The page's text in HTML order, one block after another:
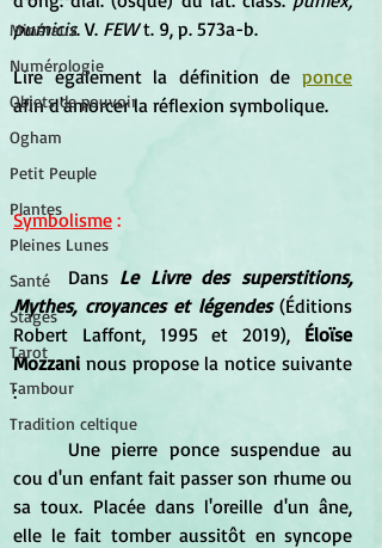
Minéraux
Numérologie
Objets de pouvoir
Ogham
Petit Peuple
Plantes
Pleines Lunes
Santé
Stages
Tarot
Tambour
Tradition celtique
pumicis. V. FEW t. 9, p. 573a-b.
Lire également la définition de ponce
afin d'amorcer la réflexion symbolique.
Symbolisme :
	Dans
Le Livre des superstitions,
Mythes, croyances et légendes (Éditions
Robert Laffont, 1995 et 2019), Éloïse
Mozzani nous propose la notice suivante
:
cou d'un enfant fait passer son rhume ou
sa toux. Placée dans l'oreille d'un âne,
elle le fait tomber aussitôt en syncope